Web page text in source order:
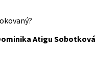
Atigu Sobotková